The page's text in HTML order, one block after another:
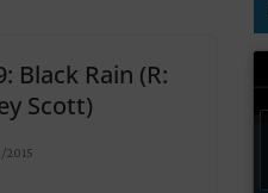
Black Rain (R:
Scott)
2015